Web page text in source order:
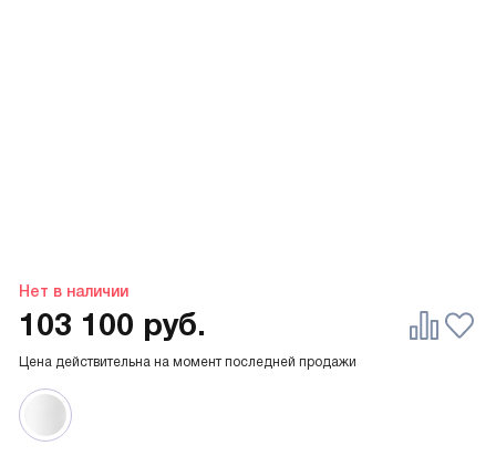
Нет в наличии
Цена действительна на момент последней продажи
103 100 руб.